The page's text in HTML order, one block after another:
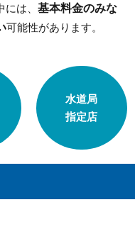
には、基本料金のみな
可能性があります。
水道局
指定店